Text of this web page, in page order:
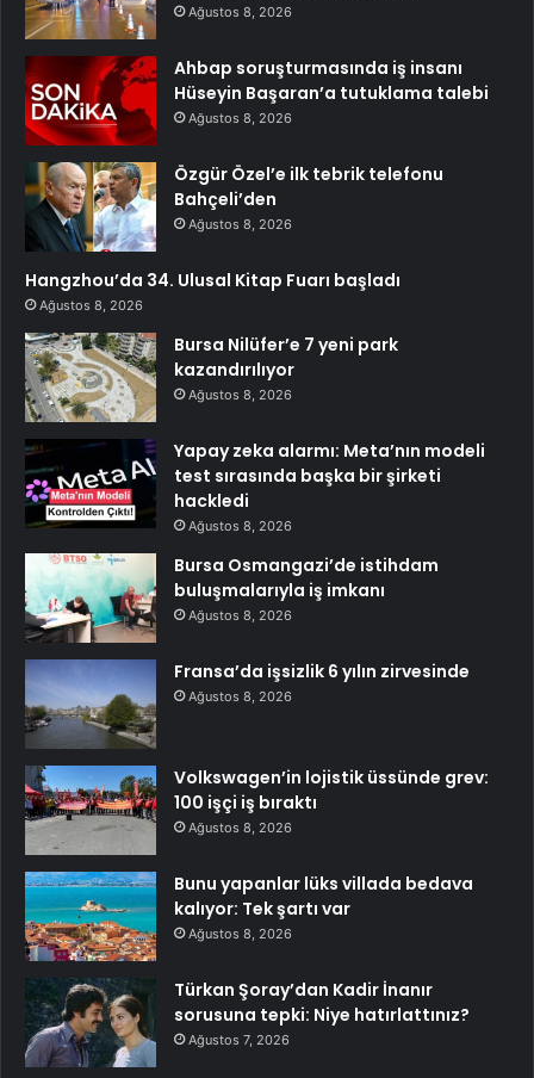
Ağustos 8, 2026
Ahbap soruşturmasında iş insanı
Hüseyin Başaran’a tutuklama talebi
Ağustos 8, 2026
Özgür Özel’e ilk tebrik telefonu
Bahçeli’den
Ağustos 8, 2026
Hangzhou’da 34. Ulusal Kitap Fuarı başladı
Ağustos 8, 2026
Bursa Nilüfer’e 7 yeni park
kazandırılıyor
Ağustos 8, 2026
Yapay zeka alarmı: Meta’nın modeli
test sırasında başka bir şirketi
hackledi
Ağustos 8, 2026
Bursa Osmangazi’de istihdam
buluşmalarıyla iş imkanı
Ağustos 8, 2026
Fransa’da işsizlik 6 yılın zirvesinde
Ağustos 8, 2026
Volkswagen’in lojistik üssünde grev:
100 işçi iş bıraktı
Ağustos 8, 2026
Bunu yapanlar lüks villada bedava
kalıyor: Tek şartı var
Ağustos 8, 2026
Türkan Şoray’dan Kadir İnanır
sorusuna tepki: Niye hatırlattınız?
Ağustos 7, 2026